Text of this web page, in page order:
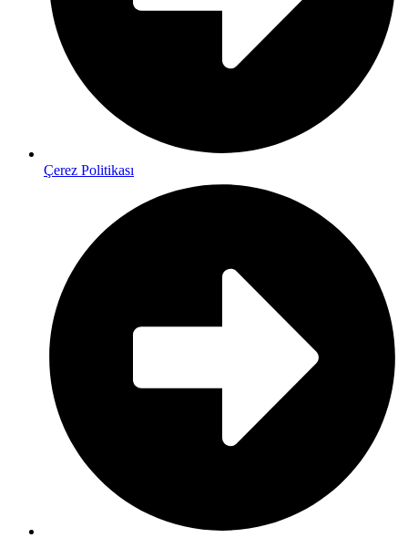
Çerez Politikası